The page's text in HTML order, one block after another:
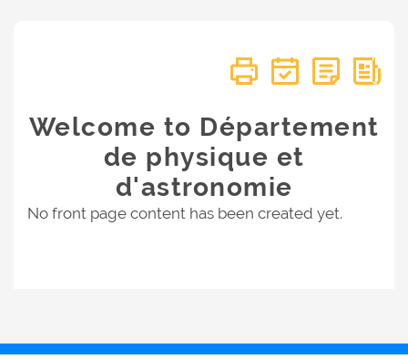
Welcome to Département
de physique et
d'astronomie
No front page content has been created yet.